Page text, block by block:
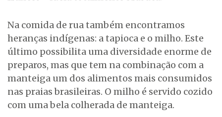
Na comida de rua também encontramos
heranças indígenas: a tapioca e o milho. Este
último possibilita uma diversidade enorme de
preparos, mas que tem na combinação com a
manteiga um dos alimentos mais consumidos
nas praias brasileiras. O milho é servido cozido
com uma bela colherada de manteiga.